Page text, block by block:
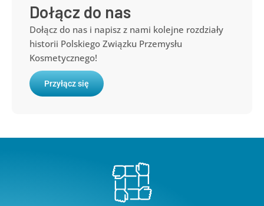
Dołącz do nas
Dołącz do nas i napisz z nami kolejne rozdziały
historii Polskiego Związku Przemysłu
Kosmetycznego!
Przyłącz się